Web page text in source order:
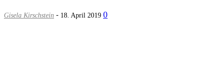
Gisela Kirschstein - 18. April 2019 0